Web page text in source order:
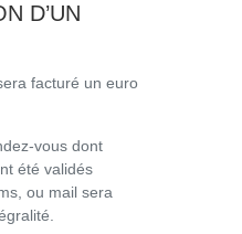
D’UN
facturé un euro
vous dont
été validés
ou mail sera